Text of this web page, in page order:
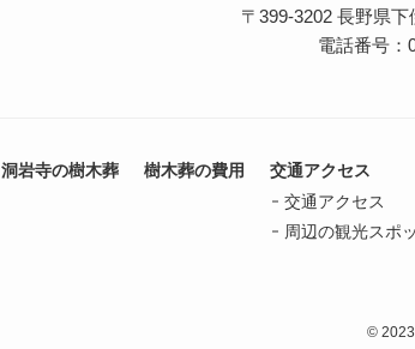
〒399-3202 長野県
電話番号：
洞岩寺の樹木葬 樹木葬の費用
交通アクセス
交通アクセス
周辺の観光スポ
©